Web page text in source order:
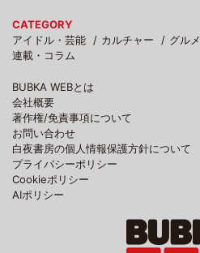
CATEGORY
アイドル・芸能
カルチャー グルメ
連載・コラム
BUBKA WEBとは
会社概要
著作権/免責事項について
お問い合わせ
白夜書房の個人情報保護方針について
プライバシーポリシー
Cookieポリシー
AIポリシー